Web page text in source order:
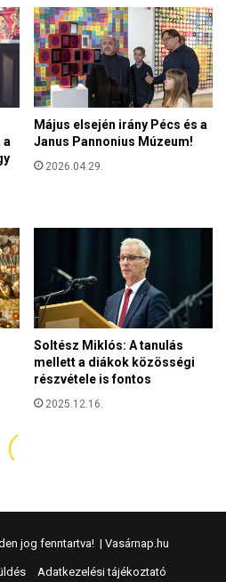
jog fenntartva! | Vasárnap.hu
Adatkezelési tájékoztató